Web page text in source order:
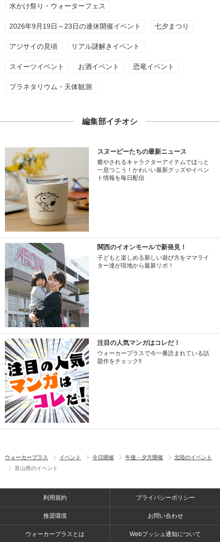
水かけ祭り・ウォーターフェス
2026年9月19日～23日の連休開催イベント 七夕まつり
アジサイの見頃 リアル謎解きイベント
スイーツイベント お酒イベント 恐竜イベント
プラネタリウム・天体観測
編集部イチオシ
スヌーピーたちの最新ニュース
癒やされるキャラクターアイテムでほっと
一息つこう！かわいい最新グッズやイベン
ト情報を毎日配信
関西のイオンモールで新発見！
子どもと楽しめる新しい遊び方をママライ
ター達が現地から最新リポ！
注目の人気マンガはコレだ！
ウォーカープラスで今一番読まれている話
題作をチェック!!
ウォーカープラス イベント 今日開催 午後・夕方開催
北陸のイベント
富山県のイベント
利用規約 プライバシーポリシー
推奨環境 お問い合わせ
ウォーカープラスとは Webプッシュ通知について